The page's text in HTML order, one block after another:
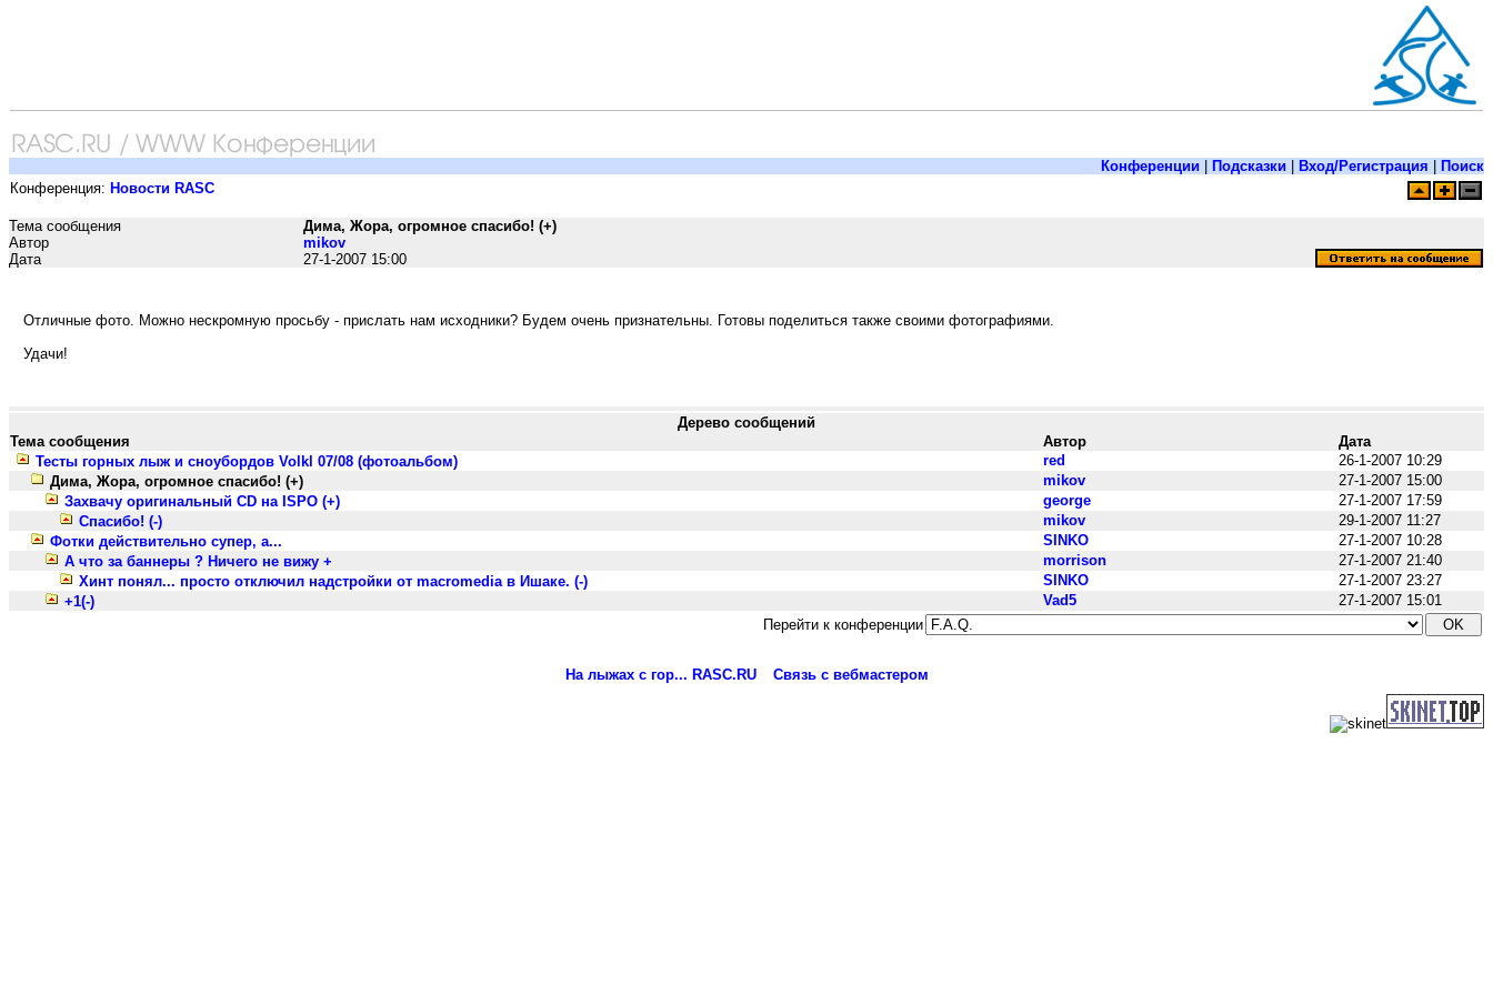
Конференции Подсказки Вход/Регистрация
Поиск
Конференция: Новости RASC
Тема сообщения
Дима, Жора, огромное спасибо! (+)
Автор
mikov
Дата
27-1-2007 15:00
Отличные фото. Можно нескромную просьбу - прислать нам исходники? Будем очень признательны. Готовы поделиться также своими фотографиями.
Удачи!
Дерево сообщений
Тема сообщения
Автор
Дата
Тесты горных лыж и сноубордов Volkl 07/08 (фотоальбом)
red
26-1-2007 10:29
Дима, Жора, огромное спасибо! (+)
mikov
27-1-2007 15:00
Захвачу оригинальный CD на ISPO (+)
george
27-1-2007 17:59
Спасибо! (-)
mikov
29-1-2007 11:27
Фотки действительно супер, а...
SINKO
27-1-2007 10:28
А что за баннеры ? Ничего не вижу +
morrison
27-1-2007 21:40
Хинт понял... просто отключил надстройки от macromedia в Ишаке. (-)
SINKO
27-1-2007 23:27
+1(-)
Vad5
27-1-2007 15:01
Перейти к конференции
На лыжах с гор... RASC.RU Связь с вебмастером